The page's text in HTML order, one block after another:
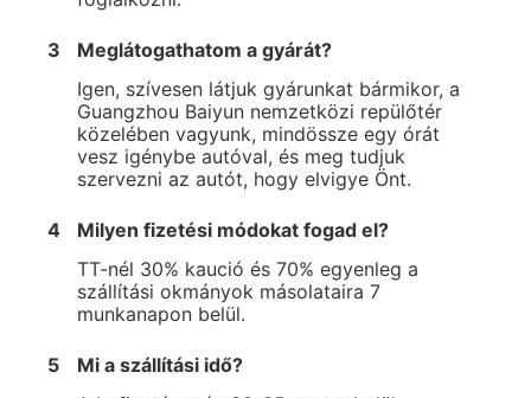
3
Meglátogathatom a gyárát?
Igen, szívesen látjuk gyárunkat bármikor, a
Guangzhou Baiyun nemzetközi repülőtér
közelében vagyunk, mindössze egy órát
vesz igénybe autóval, és meg tudjuk
szervezni az autót, hogy elvigye Önt.
4
Milyen fizetési módokat fogad el?
TT-nél 30% kaució és 70% egyenleg a
szállítási okmányok másolataira 7
munkanapon belül.
5
Mi a szállítási idő?